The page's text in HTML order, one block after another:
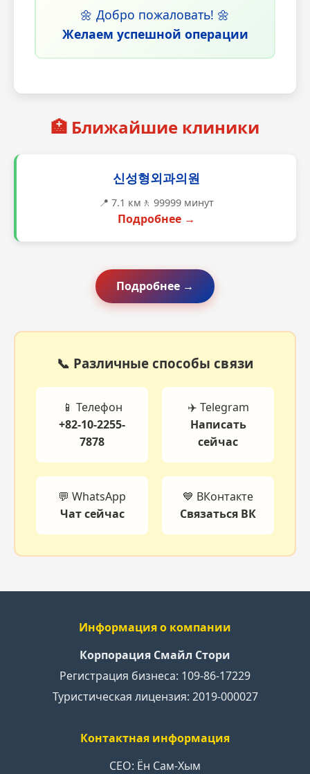
🌼 Добро пожаловать! 🌼
Желаем успешной операции
🏥 Ближайшие клиники
신성형외과의원
📍 7.1 км 🚶 99999 минут
Подробнее →
Подробнее →
📞 Различные способы связи
📱 Телефон
+82-10-2255-
7878
✈️ Telegram
Написать
сейчас
💬 WhatsApp
Чат сейчас
💙 ВКонтакте
Связаться ВК
Информация о компании
Корпорация Смайл Стори
Регистрация бизнеса: 109-86-17229
Туристическая лицензия: 2019-000027
Контактная информация
CEO: Ён Сам-Хым